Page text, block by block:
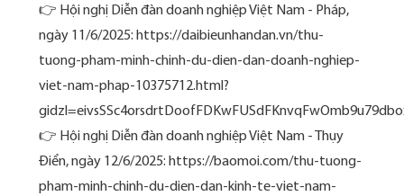
👉 Hội nghị Diễn đàn doanh nghiệp Việt Nam - Pháp,
ngày 11/6/2025: https://daibieunhandan.vn/thu-
tuong-pham-minh-chinh-du-dien-dan-doanh-nghiep-
viet-nam-phap-10375712.html?
👉 Hội nghị Diễn đàn doanh nghiệp Việt Nam - Thụy
Điển, ngày 12/6/2025: https://baomoi.com/thu-tuong-
pham-minh-chinh-du-dien-dan-kinh-te-viet-nam-